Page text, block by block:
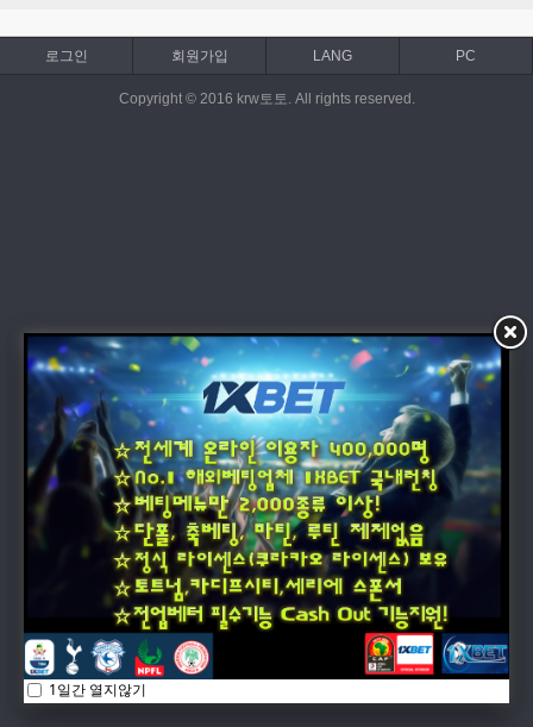
로그인 회원가입 LANG PC
Copyright © 2016 krw토토. All rights reserved.
1일간 열지않기